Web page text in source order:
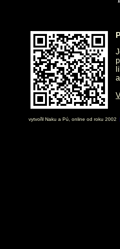
vytvořil Naku a Pú, online od roku 2002